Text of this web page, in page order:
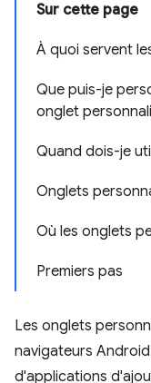
Sur cette page
À quoi servent
Que puis-je
onglet
Quand dois-je
Onglets
Où les onglets
Premiers pas
Les onglets
navigateurs
d'applications